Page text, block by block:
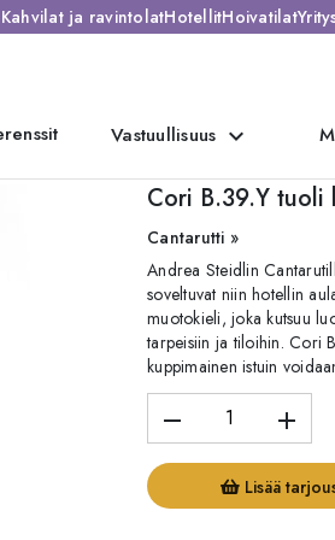
Kahvilat ja ravintolatHotellitHoivatilat
Vastuullisuus expand_more
Cori B.39.Y tuoli
Cantarutti »
Andrea Steidlin
soveltuvat niin hotellin
muotokieli, joka kutsuu
tarpeisiin ja tiloihin. Cori
kuppimainen istuin
remove add
Lisää